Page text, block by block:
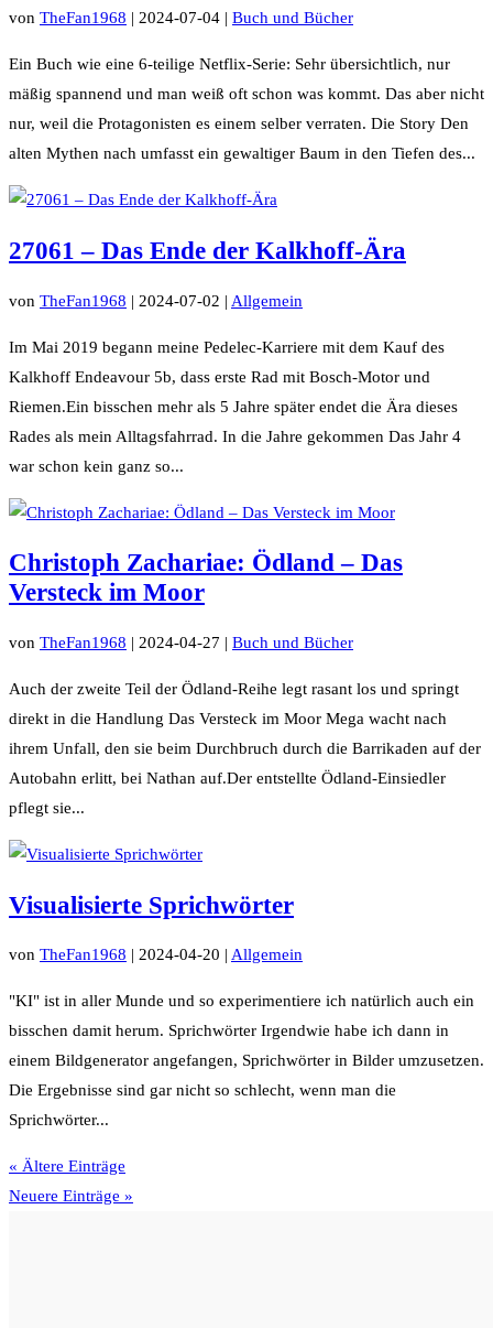
von TheFan1968 | 2024-07-04 | Buch und Bücher
Ein Buch wie eine 6-teilige Netflix-Serie: Sehr übersichtlich, nur
mäßig spannend und man weiß oft schon was kommt. Das aber nicht
nur, weil die Protagonisten es einem selber verraten. Die Story Den
alten Mythen nach umfasst ein gewaltiger Baum in den Tiefen des...
27061 – Das Ende der Kalkhoff-Ära
von TheFan1968 | 2024-07-02 | Allgemein
Im Mai 2019 begann meine Pedelec-Karriere mit dem Kauf des
Kalkhoff Endeavour 5b, dass erste Rad mit Bosch-Motor und
Riemen.Ein bisschen mehr als 5 Jahre später endet die Ära dieses
Rades als mein Alltagsfahrrad. In die Jahre gekommen Das Jahr 4
war schon kein ganz so...
Christoph Zachariae: Ödland – Das
Versteck im Moor
von TheFan1968 | 2024-04-27 | Buch und Bücher
Auch der zweite Teil der Ödland-Reihe legt rasant los und springt
direkt in die Handlung Das Versteck im Moor Mega wacht nach
ihrem Unfall, den sie beim Durchbruch durch die Barrikaden auf der
Autobahn erlitt, bei Nathan auf.Der entstellte Ödland-Einsiedler
pflegt sie...
Visualisierte Sprichwörter
von TheFan1968 | 2024-04-20 | Allgemein
"KI" ist in aller Munde und so experimentiere ich natürlich auch ein
bisschen damit herum. Sprichwörter Irgendwie habe ich dann in
einem Bildgenerator angefangen, Sprichwörter in Bilder umzusetzen.
Die Ergebnisse sind gar nicht so schlecht, wenn man die
Sprichwörter...
« Ältere Einträge
Neuere Einträge »